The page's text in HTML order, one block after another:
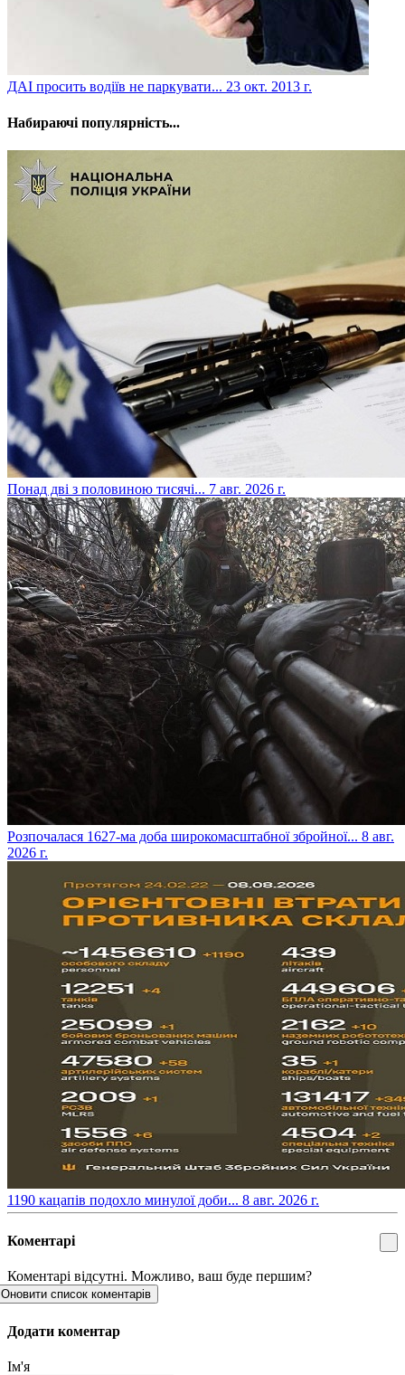
ДАІ просить водіїв не паркувати... 23 окт. 2013 г.
Набираючі популярність...
​Понад дві з половиною тисячі... 7 авг. 2026 г.
​Розпочалася 1627-ма доба широкомасштабної збройної... 8 авг.
2026 г.
​1190 кацапів подохло минулої доби... 8 авг. 2026 г.
Коментарі
Коментарі відсутні. Можливо, ваш буде першим?
Оновити список коментарів
Додати коментар
Ім'я